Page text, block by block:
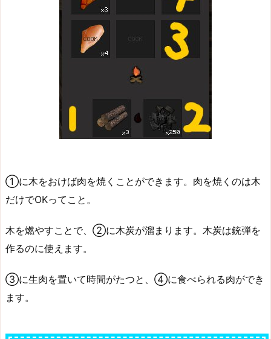
①に木をおけば肉を焼くことができます。肉を焼くのは木
だけでOKってこと。
木を燃やすことで、②に木炭が溜まります。木炭は銃弾を
作るのに使えます。
③に生肉を置いて時間がたつと、④に食べられる肉ができ
ます。